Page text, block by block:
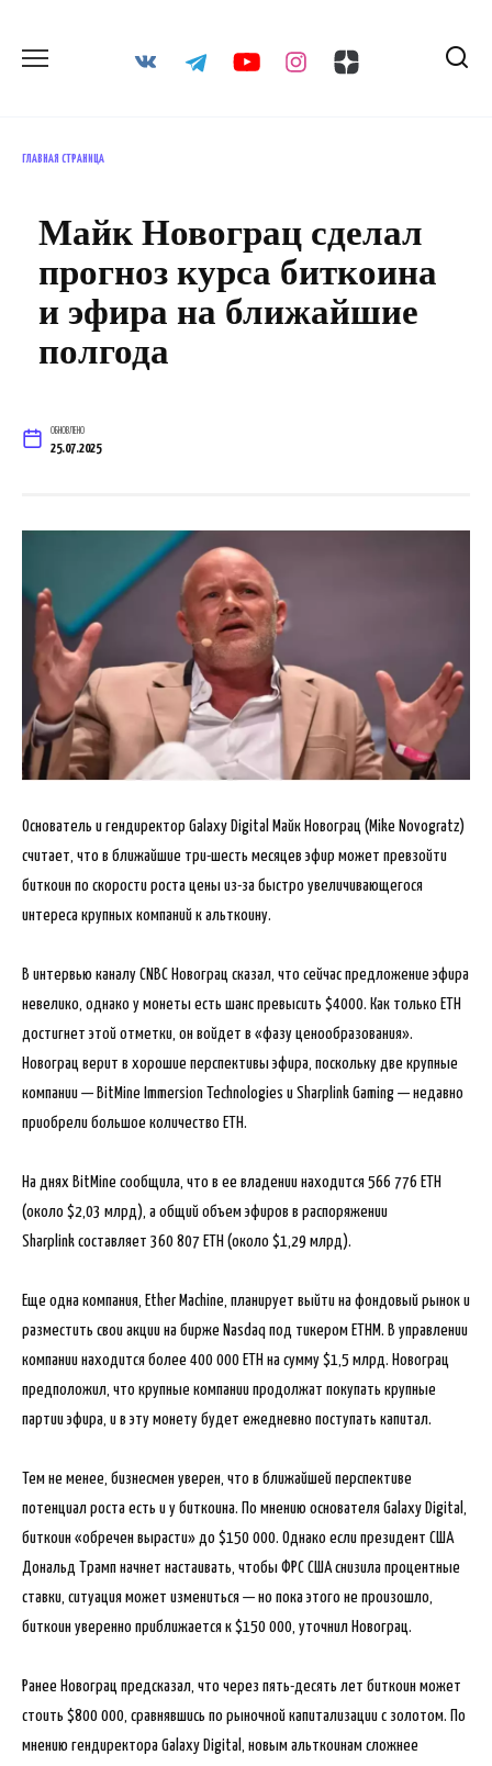
содержанию
ГЛАВНАЯ СТРАНИЦА
Майк Новограц сделал
прогноз курса биткоина
и эфира на ближайшие
полгода
ОБНОВЛЕНО
25.07.2025
Основатель и гендиректор Galaxy Digital Майк Новограц (Mike Novogratz)
считает, что в ближайшие три-шесть месяцев эфир может превзойти
биткоин по скорости роста цены из-за быстро увеличивающегося
интереса крупных компаний к альткоину.
В интервью каналу CNBC Новограц сказал, что сейчас предложение эфира
невелико, однако у монеты есть шанс превысить $4000. Как только ETH
достигнет этой отметки, он войдет в «фазу ценообразования».
Новограц верит в хорошие перспективы эфира, поскольку две крупные
компании — BitMine Immersion Technologies и Sharplink Gaming — недавно
приобрели большое количество ETH.
На днях BitMine сообщила, что в ее владении находится 566 776 ETH
(около $2,03 млрд), а общий объем эфиров в распоряжении
Sharplink составляет 360 807 ETH (около $1,29 млрд).
Еще одна компания, Ether Machine, планирует выйти на фондовый рынок и
разместить свои акции на бирже Nasdaq под тикером ETHM. В управлении
компании находится более 400 000 ETH на сумму $1,5 млрд. Новограц
предположил, что крупные компании продолжат покупать крупные
партии эфира, и в эту монету будет ежедневно поступать капитал.
Тем не менее, бизнесмен уверен, что в ближайшей перспективе
потенциал роста есть и у биткоина. По мнению основателя Galaxy Digital,
биткоин «обречен вырасти» до $150 000. Однако если президент США
Дональд Трамп начнет настаивать, чтобы ФРС США снизила процентные
ставки, ситуация может измениться — но пока этого не произошло,
биткоин уверенно приближается к $150 000, уточнил Новограц.
Ранее Новограц предсказал, что через пять-десять лет биткоин может
стоить $800 000, сравнявшись по рыночной капитализации с золотом. По
мнению гендиректора Galaxy Digital, новым альткоинам сложнее